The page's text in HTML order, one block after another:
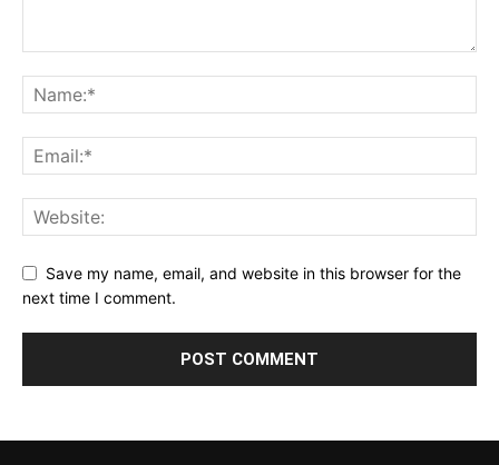
Save my name, email, and website in this browser for the
next time I comment.